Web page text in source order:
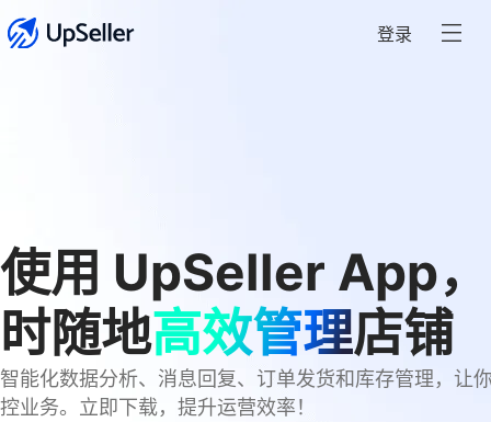
登录
使用 UpSeller App
时随地高效管理店铺
智能化数据分析、消息回复、订单发货和库存管理，让
控业务。立即下载，提升运营效率！